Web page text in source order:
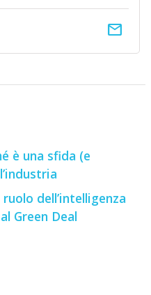
email
è una sfida (e
dell’intelligenza
Green Deal